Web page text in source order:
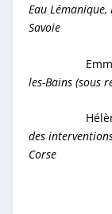
Eau
Savoie
les-Bains (sous
Hélène
des
Corse